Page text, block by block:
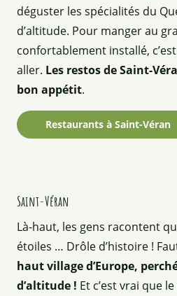
déguster les spécialités du
d’altitude. Pour manger au
confortablement installé,
aller. Les restos de Saint-
bon appétit.
Restaurants à Saint-Véran
Saint-Véran
Là-haut, les gens racontent
étoiles … Drôle d’histoire !
haut village d’Europe, perché
d’altitude ! Et c’est vrai que